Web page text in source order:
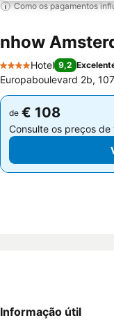
Como os pagamentos
nhow
4 Estrelas
Hotel 9,2
Europaboulevard 2b,
de € 108
Consulte os preços de
de € 108
Consulte os preços de
Informação útil